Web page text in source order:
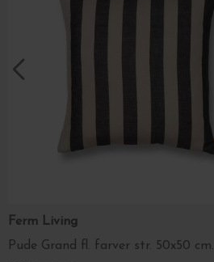
Ferm Living
Pude Grand fl. farver str. 50x50 cm.